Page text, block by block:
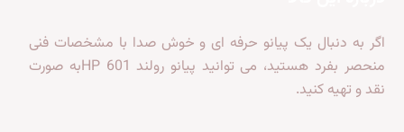
اگر به دنبال یک پیانو حرفه ای و خوش صدا با مشخصات فنی
منحصر بفرد هستید، می توانید پیانو رولند HP 601به صورت
نقد و تهیه کنید.